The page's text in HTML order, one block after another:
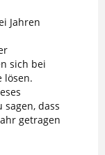
Jahren
sich bei
lösen.
sagen, dass
getragen